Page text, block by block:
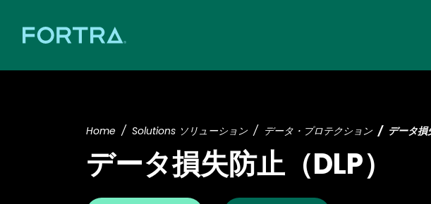
Home Solutions ソリューション データ・プロテクション データ損
データ損失防止（DLP）